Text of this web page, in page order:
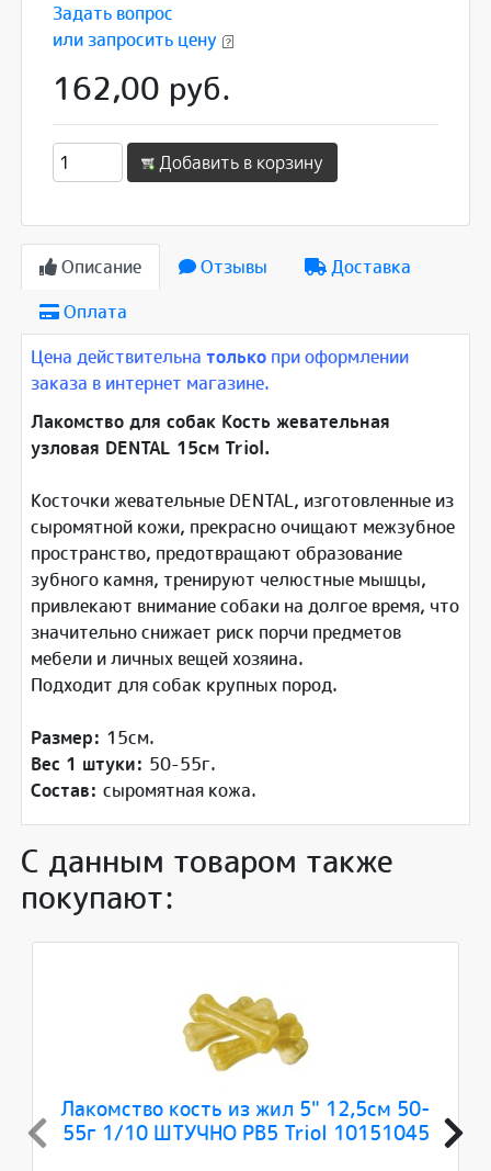
Задать вопрос
или запросить цену
162,00 руб.
Добавить в корзину
Описание Отзывы
Доставка
Оплата
Цена действительнатолько при оформлении
заказа в интернет магазине.
Лакомство для собак Кость жевательная
узловая DENTAL 15см Triol.
Косточки жевательные DENTAL, изготовленные из
сыромятной кожи, прекрасно очищают межзубное
пространство, предотвращают образование
зубного камня, тренируют челюстные мышцы,
привлекают внимание собаки на долгое время, что
значительно снижает риск порчи предметов
мебели и личных вещей хозяина.
Подходит для собак крупных пород.
Размер: 15см.
Вес 1 штуки: 50-55г.
Состав:сыромятная кожа.
С данным товаром также
покупают:
Лакомство кость из жил 5" 12,5см 50-
55г 1/10 ШТУЧНО РВ5 Triol 10151045